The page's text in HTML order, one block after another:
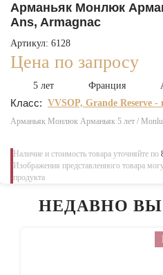
Арманьяк Монлюк
Ans, Armagnac
Артикул: 6128
Цена по запросу
5 лет Франция
Класс: VVSOP, Grande Reserve -
Арманьяк Монлюк Арманьяк 5 лет /
Наличие и стоимость товара уточняйте по
Изображения представленного товара
продукта
НЕДАВНО